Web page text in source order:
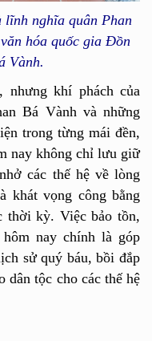
nghĩa quân Phan
hóa quốc gia Đồn
Vành.
khí phách của
Bá Vành và những
trong từng mái đền,
nay không chỉ lưu giữ
các thế hệ về lòng
khát vọng công bằng
thời kỳ. Việc bảo tồn,
nay chính là góp
sử quý báu, bồi đắp
dân tộc cho các thế hệ